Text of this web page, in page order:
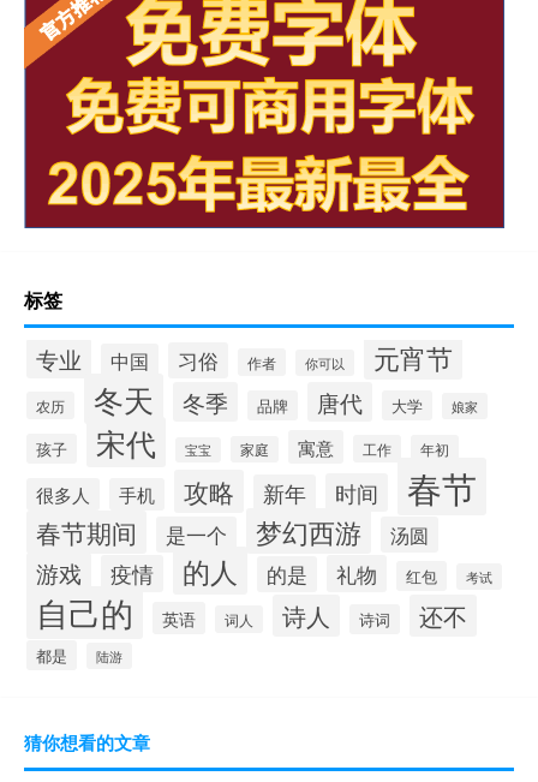
标签
专业 中国 习俗 作者 你可以 元宵节
农历 冬天 冬季 品牌 唐代 大学 娘家
孩子 宋代 宝宝 家庭 寓意 工作 年初
很多人 手机 攻略 新年 时间 春节
春节期间 是一个 梦幻西游 汤圆
游戏 疫情 的人 的是 礼物 红包 考试
自己的 英语 词人 诗人 诗词 还不
都是 陆游
猜你想看的文章